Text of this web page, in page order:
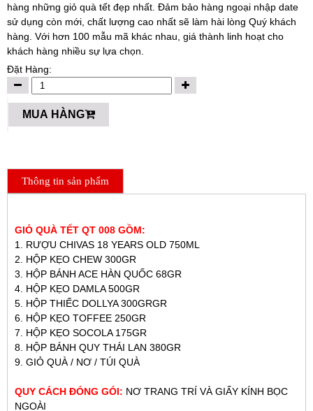
hàng những giỏ quà tết đẹp nhất. Đảm bảo hàng ngoại nhập date
sử dụng còn mới, chất lượng cao nhất sẽ làm hài lòng Quý khách
hàng. Với hơn 100 mẫu mã khác nhau, giá thành linh hoạt cho
khách hàng nhiều sự lựa chọn.
Đặt Hàng:
MUA HÀNG
Thông tin sản phẩm
GIỎ QUÀ TẾT QT 008 GỒM:
1. RƯỢU CHIVAS 18 YEARS OLD 750ML
2. HỘP KẸO CHEW 300GR
3. HỘP BÁNH ACE HÀN QUỐC 68GR
4. HỘP KẸO DAMLA 500GR
5. HỘP THIẾC DOLLYA 300GRGR
6. HỘP KẸO TOFFEE 250GR
7. HỘP KẸO SOCOLA 175GR
8. HỘP BÁNH QUY THÁI LAN 380GR
9. GIỎ QUÀ / NƠ / TÚI QUÀ
QUY CÁCH ĐÓNG GÓI: NƠ TRANG TRÍ VÀ GIẤY KÍNH BỌC
NGOÀI